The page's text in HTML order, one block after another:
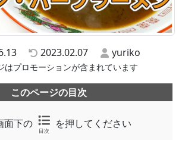
2023.02.07 yuriko
はプロモーションが含まれています
このページの目次
面下の
目次
を押してください